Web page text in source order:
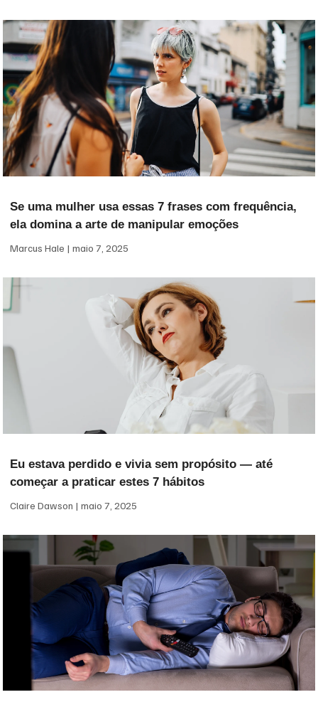
Se uma mulher usa essas 7 frases com frequência,
ela domina a arte de manipular emoções
Marcus Hale maio 7, 2025
Eu estava perdido e vivia sem propósito — até
começar a praticar estes 7 hábitos
Claire Dawson maio 7, 2025